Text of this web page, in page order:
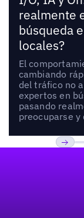
realmente
búsqueda
locales?
El
cambiando
del tráfico no
expertos en
pasando
preocuparse